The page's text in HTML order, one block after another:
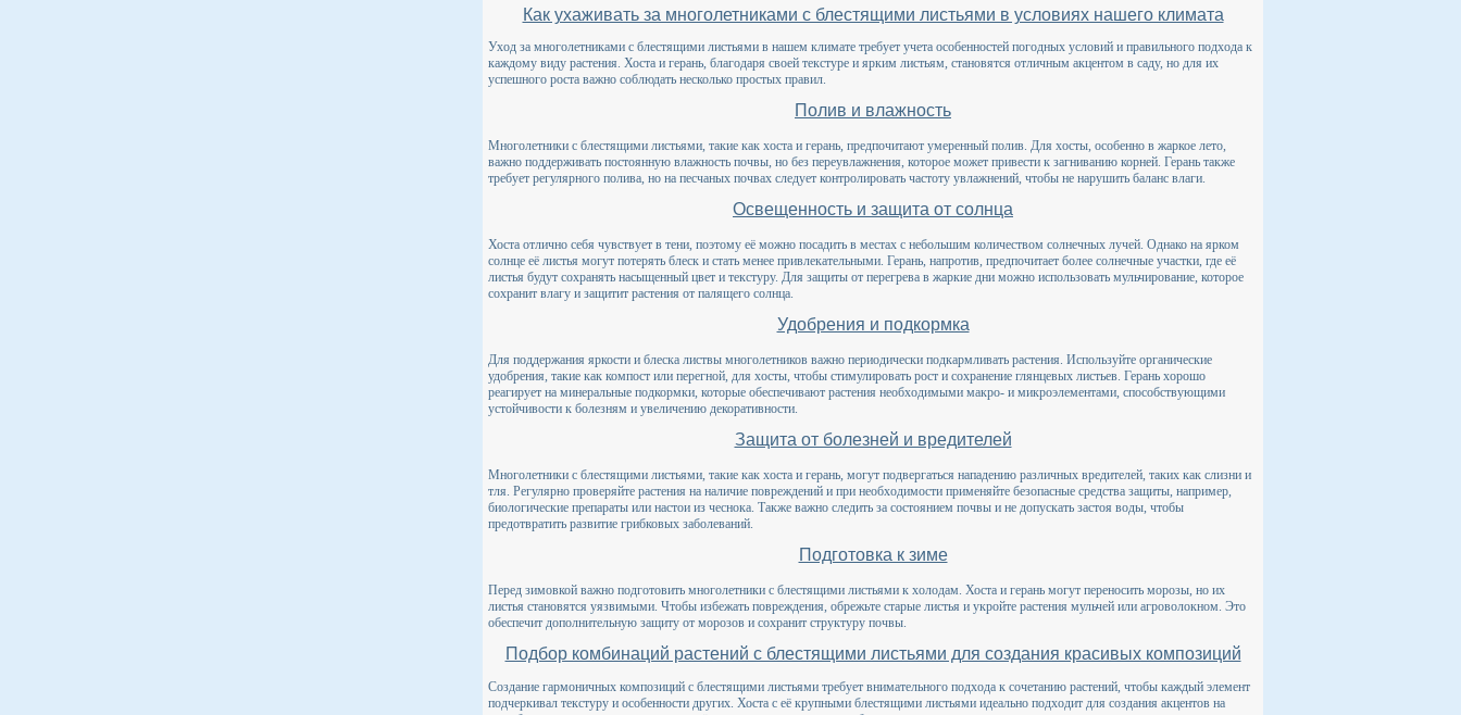
Как ухаживать за многолетниками с блестящими листьями в условиях нашего климата
Уход за многолетниками с блестящими листьями в нашем климате требует учета особенностей погодных условий и правильного подхода к
каждому виду растения. Хоста и герань, благодаря своей текстуре и ярким листьям, становятся отличным акцентом в саду, но для их
успешного роста важно соблюдать несколько простых правил.
Полив и влажность
Многолетники с блестящими листьями, такие как хоста и герань, предпочитают умеренный полив. Для хосты, особенно в жаркое лето,
важно поддерживать постоянную влажность почвы, но без переувлажнения, которое может привести к загниванию корней. Герань также
требует регулярного полива, но на песчаных почвах следует контролировать частоту увлажнений, чтобы не нарушить баланс влаги.
Освещенность и защита от солнца
Хоста отлично себя чувствует в тени, поэтому её можно посадить в местах с небольшим количеством солнечных лучей. Однако на ярком
солнце её листья могут потерять блеск и стать менее привлекательными. Герань, напротив, предпочитает более солнечные участки, где её
листья будут сохранять насыщенный цвет и текстуру. Для защиты от перегрева в жаркие дни можно использовать мульчирование, которое
сохранит влагу и защитит растения от палящего солнца.
Удобрения и подкормка
Для поддержания яркости и блеска листвы многолетников важно периодически подкармливать растения. Используйте органические
удобрения, такие как компост или перегной, для хосты, чтобы стимулировать рост и сохранение глянцевых листьев. Герань хорошо
реагирует на минеральные подкормки, которые обеспечивают растения необходимыми макро- и микроэлементами, способствующими
устойчивости к болезням и увеличению декоративности.
Защита от болезней и вредителей
Многолетники с блестящими листьями, такие как хоста и герань, могут подвергаться нападению различных вредителей, таких как слизни и
тля. Регулярно проверяйте растения на наличие повреждений и при необходимости применяйте безопасные средства защиты, например,
биологические препараты или настои из чеснока. Также важно следить за состоянием почвы и не допускать застоя воды, чтобы
предотвратить развитие грибковых заболеваний.
Подготовка к зиме
Перед зимовкой важно подготовить многолетники с блестящими листьями к холодам. Хоста и герань могут переносить морозы, но их
листья становятся уязвимыми. Чтобы избежать повреждения, обрежьте старые листья и укройте растения мульчей или агроволокном. Это
обеспечит дополнительную защиту от морозов и сохранит структуру почвы.
Подбор комбинаций растений с блестящими листьями для создания красивых композиций
Создание гармоничных композиций с блестящими листьями требует внимательного подхода к сочетанию растений, чтобы каждый элемент
подчеркивал текстуру и особенности других. Хоста с её крупными блестящими листьями идеально подходит для создания акцентов на